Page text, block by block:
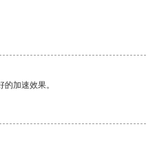
加速效果。